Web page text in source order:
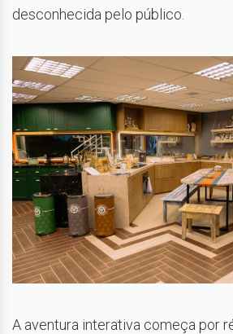
desconhecida pelo público.
A aventura interativa começa por